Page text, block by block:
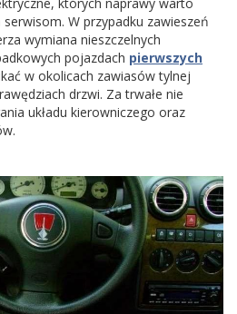
W przypadku zawieszeń
wymiana nieszczelnych
pojazdach pierwszych
w okolicach zawiasów tylnej
drzwi. Za trwałe nie
układu kierowniczego oraz